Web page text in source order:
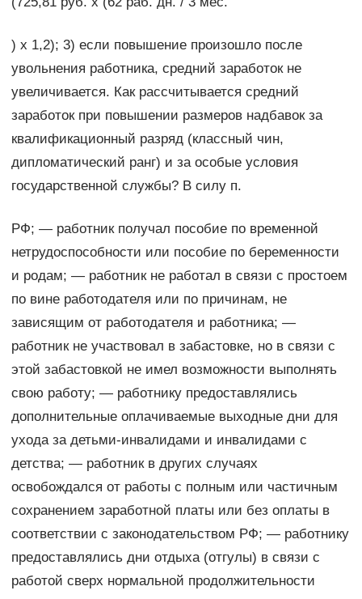
) x 1,2); 3) если повышение произошло после
увольнения работника, средний заработок не
увеличивается. Как рассчитывается средний
заработок при повышении размеров надбавок за
квалификационный разряд (классный чин,
дипломатический ранг) и за особые условия
государственной службы? В силу п.
РФ; — работник получал пособие по временной
нетрудоспособности или пособие по беременности
и родам; — работник не работал в связи с простоем
по вине работодателя или по причинам, не
зависящим от работодателя и работника; —
работник не участвовал в забастовке, но в связи с
этой забастовкой не имел возможности выполнять
свою работу; — работнику предоставлялись
дополнительные оплачиваемые выходные дни для
ухода за детьми-инвалидами и инвалидами с
детства; — работник в других случаях
освобождался от работы с полным или частичным
сохранением заработной платы или без оплаты в
соответствии с законодательством РФ; — работнику
предоставлялись дни отдыха (отгулы) в связи с
работой сверх нормальной продолжительности